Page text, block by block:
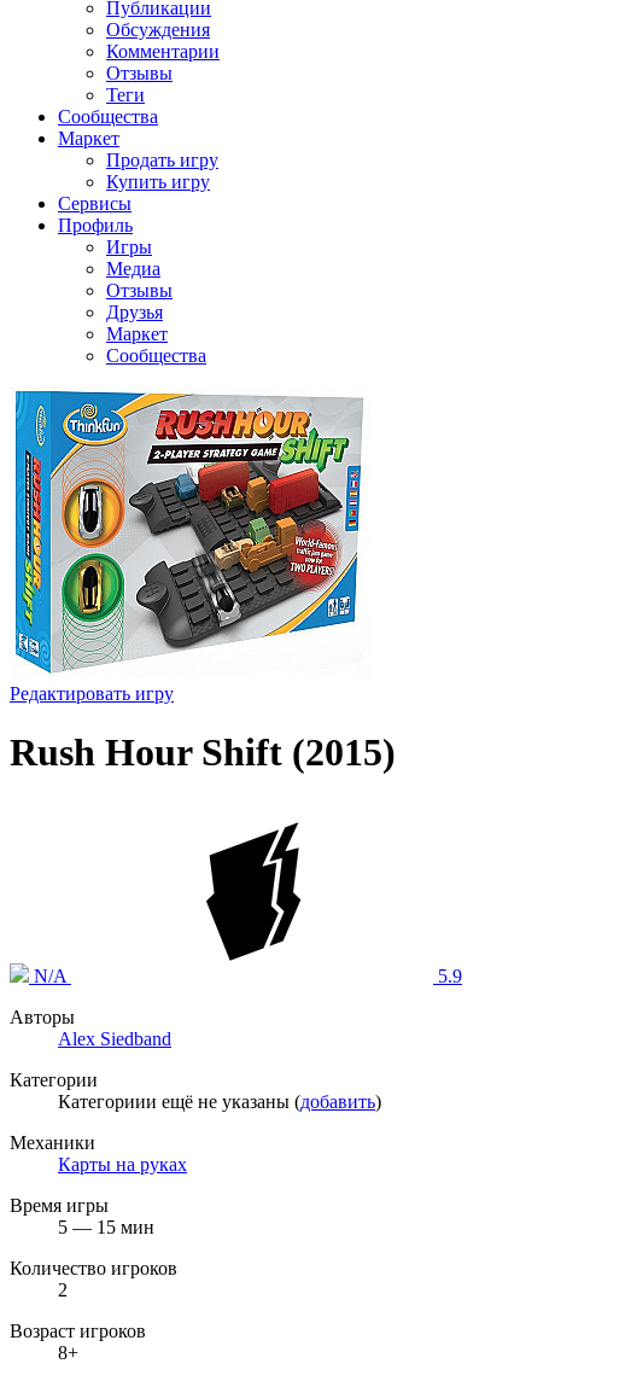
Публикации
Обсуждения
Комментарии
Отзывы
Теги
Сообщества
Маркет
Продать игру
Купить игру
Сервисы
Профиль
Игры
Медиа
Отзывы
Друзья
Маркет
Сообщества
Редактировать игру
Rush Hour Shift (2015)
N/A
5.9
Авторы
Alex Siedband
Категории
Категориии ещё не указаны (добавить)
Механики
Карты на руках
Время игры
5 — 15 мин
Количество игроков
2
Возраст игроков
8+